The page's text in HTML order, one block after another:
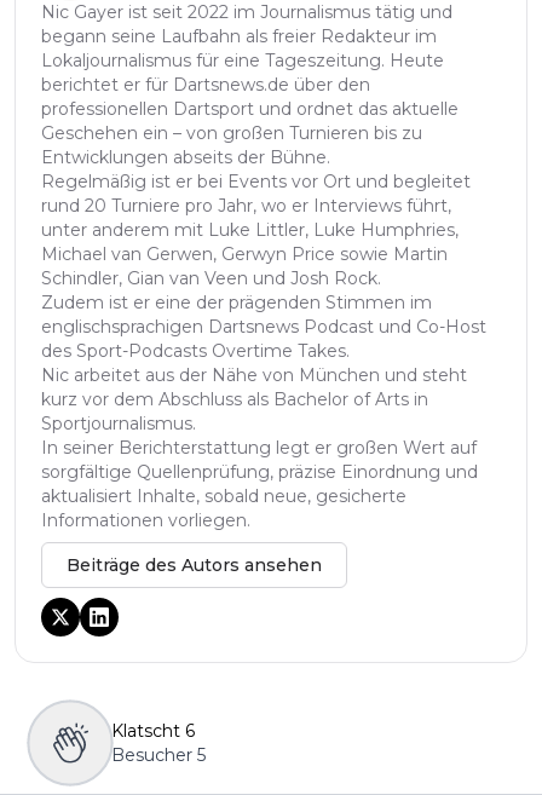
Nic Gayer ist seit 2022 im Journalismus tätig und
begann seine Laufbahn als freier Redakteur im
Lokaljournalismus für eine Tageszeitung. Heute
berichtet er für Dartsnews.de über den
professionellen Dartsport und ordnet das aktuelle
Geschehen ein – von großen Turnieren bis zu
Entwicklungen abseits der Bühne.
Regelmäßig ist er bei Events vor Ort und begleitet
rund 20 Turniere pro Jahr, wo er Interviews führt,
unter anderem mit Luke Littler, Luke Humphries,
Michael van Gerwen, Gerwyn Price sowie Martin
Schindler, Gian van Veen und Josh Rock.
Zudem ist er eine der prägenden Stimmen im
englischsprachigen Dartsnews Podcast und Co-Host
des Sport-Podcasts Overtime Takes.
Nic arbeitet aus der Nähe von München und steht
kurz vor dem Abschluss als Bachelor of Arts in
Sportjournalismus.
In seiner Berichterstattung legt er großen Wert auf
sorgfältige Quellenprüfung, präzise Einordnung und
aktualisiert Inhalte, sobald neue, gesicherte
Informationen vorliegen.
Beiträge des Autors ansehen
Klatscht 6
Besucher 5